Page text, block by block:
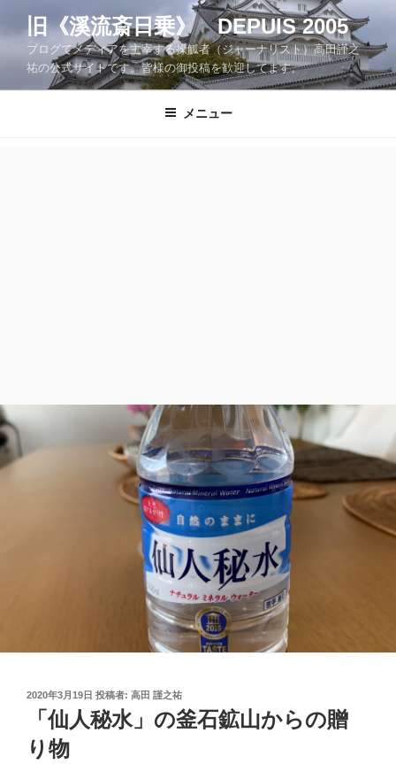
ツ
旧《溪流斎日乗》 DEPUIS 2005
ブログでメディアを主宰する操觚者（ジャーナリスト）高田謹之
祐の公式サイトです。皆様の御投稿を歓迎してます。
メニュー
投
2020年3月19日 投稿者: 高田 謹之祐
「仙人秘水」の釜石鉱山からの贈
り物